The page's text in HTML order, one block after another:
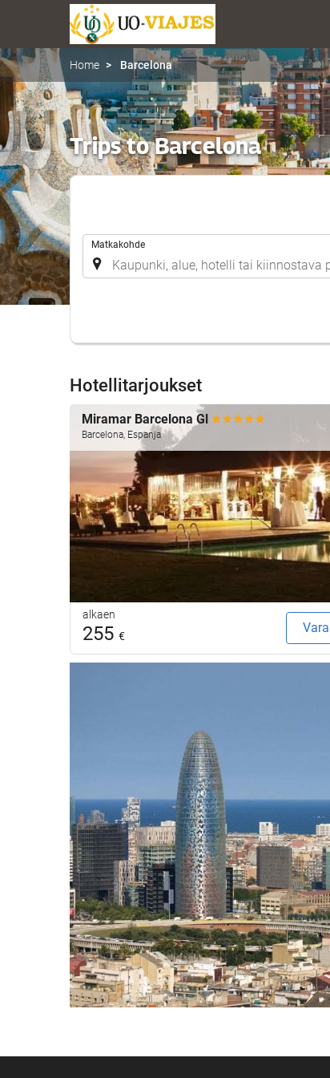
Home Barcelona
Trips to Barcelona
Matkakohde
Hotellitarjoukset
Miramar Barcelona Gl
Barcelona, Espanja
alkaen
255 €